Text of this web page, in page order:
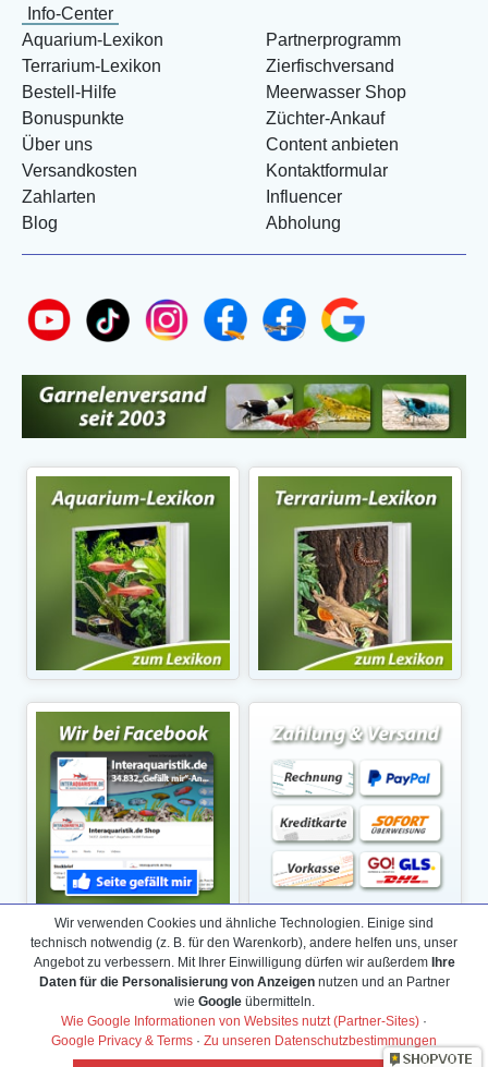
Info-Center
Aquarium-Lexikon
Terrarium-Lexikon
Bestell-Hilfe
Bonuspunkte
Über uns
Versandkosten
Zahlarten
Blog
Partnerprogramm
Zierfischversand
Meerwasser Shop
Züchter-Ankauf
Content anbieten
Kontaktformular
Influencer
Abholung
Wir verwenden Cookies und ähnliche Technologien. Einige sind
technisch notwendig (z. B. für den Warenkorb), andere helfen uns, unser
Angebot zu verbessern. Mit Ihrer Einwilligung dürfen wir außerdem Ihre
Daten für die Personalisierung von Anzeigennutzen und an Partner
wie Googleübermitteln.
Wie Google Informationen von Websites nutzt (Partner-Sites) ·
Google Privacy & Terms · Zu unseren Datenschutzbestimmungen